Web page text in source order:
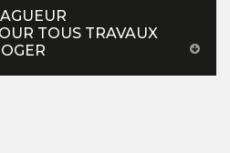
TOUS TRAVAUX